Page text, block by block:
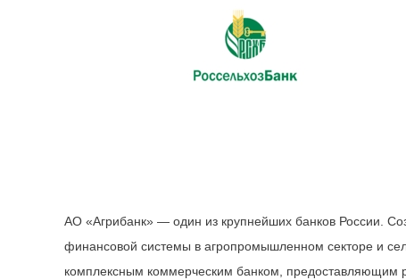
АО «Агрибанк» — один из крупнейших банков России.
финансовой системы в агропромышленном секторе и
комплексным коммерческим банком, предоставляющим